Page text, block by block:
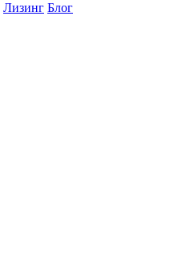
Лизинг Блог